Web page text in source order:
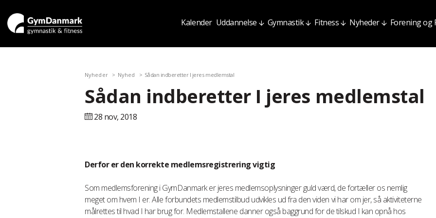
Kalender Uddannelse Gymnastik Fitness Nyheder Forening og
Nyheder Nyhed Sådan indberetter I jeres medlemstal
Sådan indberetter I jeres medlemstal
28 nov, 2018
Derfor er den korrekte medlemsregistrering vigtig
Som medlemsforening i GymDanmark er jeres medlemsoplysninger guld værd, de fortæller os nemlig
meget om hvem I er. Alle forbundets medlemstilbud udvikles ud fra den viden vi har om jer, så aktiviteterne
målrettes til hvad I har brug for. Medlemstallene danner også baggrund for de tilskud I kan opnå hos